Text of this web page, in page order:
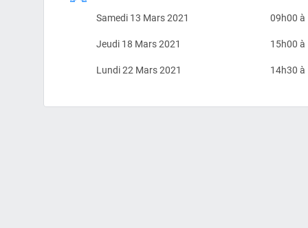
Samedi 13 Mars 2021 09h00 à
Jeudi 18 Mars 2021 15h00 à
Lundi 22 Mars 2021 14h30 à